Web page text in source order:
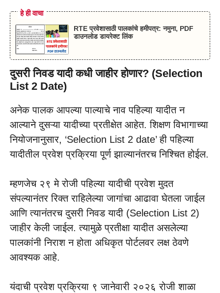
हे ही वाचा
RTE प्रवेशासाठी पालकांचे हमीपत्र: नमुना, PDF
डाउनलोड डायरेक्ट लिंक
दुसरी निवड यादी कधी जाहीर होणार? (Selection
List 2 Date)
अनेक पालक आपल्या पाल्याचे नाव पहिल्या यादीत न
आल्याने दुसऱ्या यादीच्या प्रतीक्षेत आहेत. शिक्षण विभागाच्या
नियोजनानुसार, ‘Selection List 2 date’ ही पहिल्या
यादीतील प्रवेश प्रक्रिया पूर्ण झाल्यानंतरच निश्चित होईल.
म्हणजेच २९ मे रोजी पहिल्या यादीची प्रवेश मुदत
संपल्यानंतर रिक्त राहिलेल्या जागांचा आढावा घेतला जाईल
आणि त्यानंतरच दुसरी निवड यादी (Selection List 2)
जाहीर केली जाईल. त्यामुळे प्रतीक्षा यादीत असलेल्या
पालकांनी निराश न होता अधिकृत पोर्टलवर लक्ष ठेवणे
आवश्यक आहे.
यंदाची प्रवेश प्रक्रिया ९ जानेवारी २०२६ रोजी शाळा